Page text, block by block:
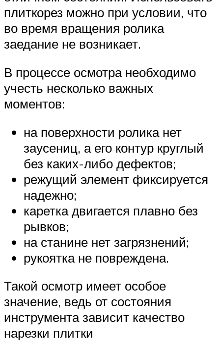
плиткорез можно при условии, что
во время вращения ролика
заедание не возникает.
В процессе осмотра необходимо
учесть несколько важных
моментов:
на поверхности ролика нет
заусениц, а его контур круглый
без каких-либо дефектов;
режущий элемент фиксируется
надежно;
каретка двигается плавно без
рывков;
на станине нет загрязнений;
рукоятка не повреждена.
Такой осмотр имеет особое
значение, ведь от состояния
инструмента зависит качество
нарезки плитки